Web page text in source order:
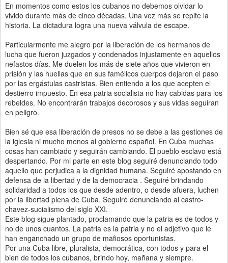
En momentos como estos los cubanos no debemos olvidar lo
vivido durante más de cinco décadas. Una vez más se repite la
historia. La dictadura logra una nueva válvula de escape.
Particularmente me alegro por la liberación de los hermanos de
lucha que fueron juzgados y condenados injustamente en aquellos
nefastos días. Me duelen los más de siete años que vivieron en
prisión y las huellas que en sus famélicos cuerpos dejaron el paso
por las ergástulas castristas. Bien entiendo a los que acepten el
destierro impuesto. En esa patria socialista no hay cabidas para los
rebeldes. No encontrarán trabajos decorosos y sus vidas seguiran
en peligro.
Bien sé que esa liberación de presos no se debe a las gestiones de
la iglesia ni mucho menos al gobierno español. En Cuba muchas
cosas han cambiado y seguirán cambiando. El pueblo esclavo está
despertando. Por mi parte en este blog seguiré denunciando todo
aquello que perjudica a la dignidad humana. Seguiré apostando en
defensa de la libertad y de la democracia . Seguiré brindando
solidaridad a todos los que desde adentro, o desde afuera, luchen
por la libertad plena de Cuba. Seguiré denunciando al castro-
chavez-sucialismo del siglo XXI.
Este blog sigue plantado, proclamando que la patria es de todos y
no de unos cuantos. La patria es la patria y no el adjetivo que le
han enganchado un grupo de mafiosos oportunistas.
Por una Cuba libre, pluralista, democrática, con todos y para el
bien de todos los cubanos, brindo hoy, mañana y siempre.